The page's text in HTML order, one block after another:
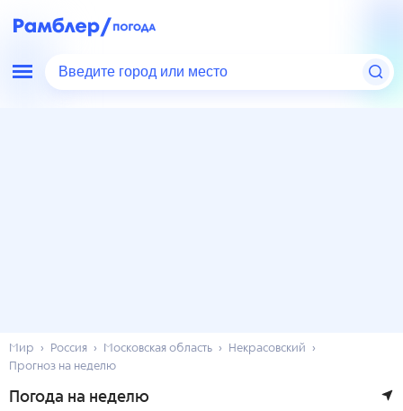
Введите город или место
Мир Россия Московская область
Некрасовский
Прогноз на неделю
Погода на неделю